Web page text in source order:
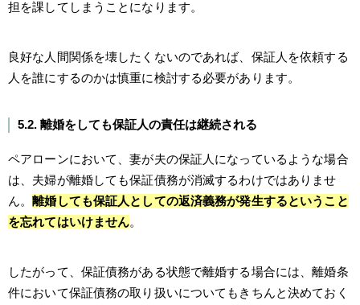
担を課してしまうことになります。
良好な人間関係を壊したくないのであれば、保証人を依頼する
人を誰にするのかは慎重に検討する必要があります。
5.2. 離婚をしても保証人の責任は継続される
ペアローンにおいて、妻が夫の保証人になっているような場合
は、夫婦が離婚しても保証債務が消滅するわけではありませ
ん。離婚しても保証人としての返済義務が発生するということ
を忘れてはいけません。
したがって、保証債務がある状態で離婚する場合には、離婚条
件において保証債務の取り扱いについてもきちんと決めておく